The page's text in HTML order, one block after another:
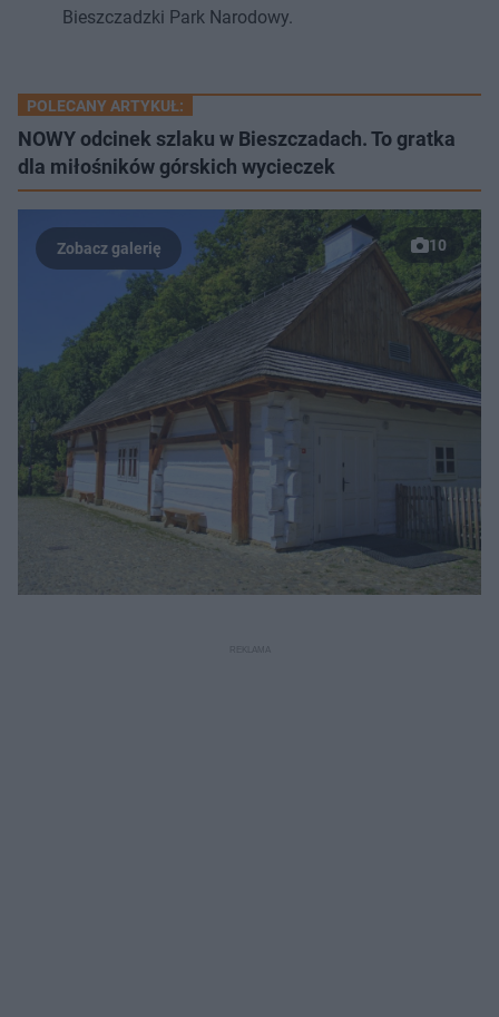
Bieszczadzki Park Narodowy.
POLECANY ARTYKUŁ:
NOWY odcinek szlaku w Bieszczadach. To gratka
dla miłośników górskich wycieczek
10